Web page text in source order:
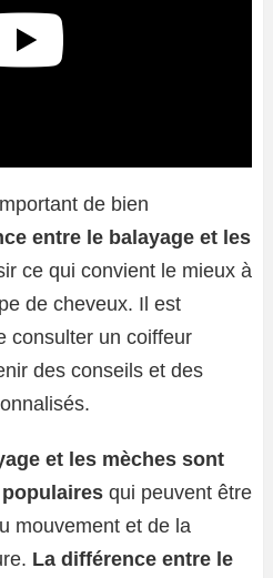
de bien
entre le balayage et les
ce qui convient le mieux à
de cheveux. Il est
consulter un coiffeur
des conseils et des
et les mèches sont
qui peuvent être
mouvement et de la
La différence entre le